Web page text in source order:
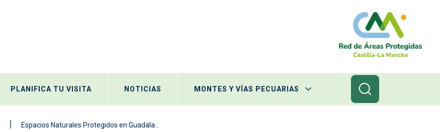
PLANIFICA TU VISITA NOTICIAS MONTES Y VÍAS PECUARIAS
Espacios Naturales Protegidos en Guadala...